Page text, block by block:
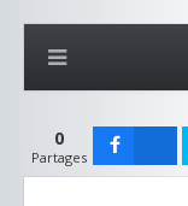
0
Partages